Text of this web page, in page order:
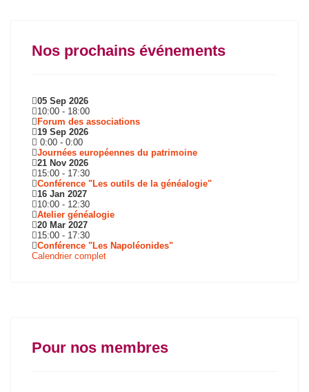
Nos prochains événements
05 Sep 2026
10:00 - 18:00
Forum des associations
19 Sep 2026
0:00 - 0:00
Journées européennes du patrimoine
21 Nov 2026
15:00 - 17:30
Conférence "Les outils de la généalogie"
16 Jan 2027
10:00 - 12:30
Atelier généalogie
20 Mar 2027
15:00 - 17:30
Conférence "Les Napoléonides"
Calendrier complet
Pour nos membres